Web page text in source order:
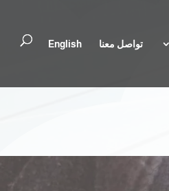
تواصل معنا English